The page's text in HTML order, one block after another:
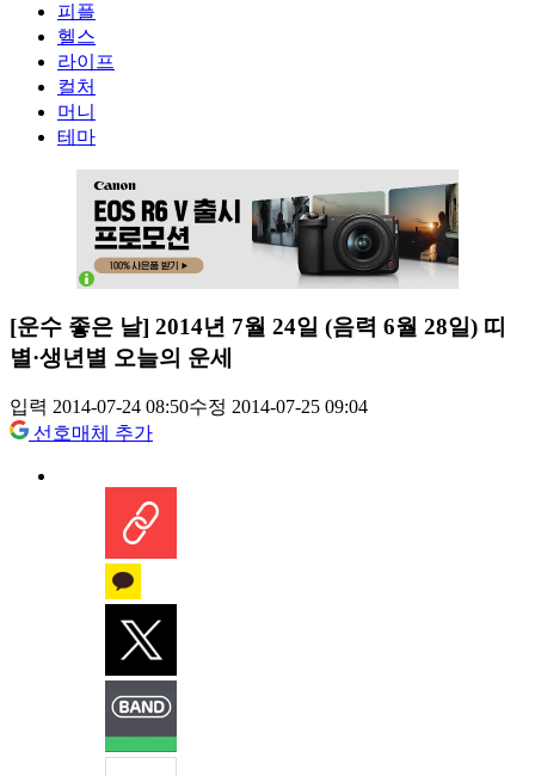
피플
헬스
라이프
컬처
머니
테마
[운수 좋은 날] 2014년 7월 24일 (음력 6월 28일) 띠
별·생년별 오늘의 운세
입력 2014-07-24 08:50수정 2014-07-25 09:04
선호매체 추가